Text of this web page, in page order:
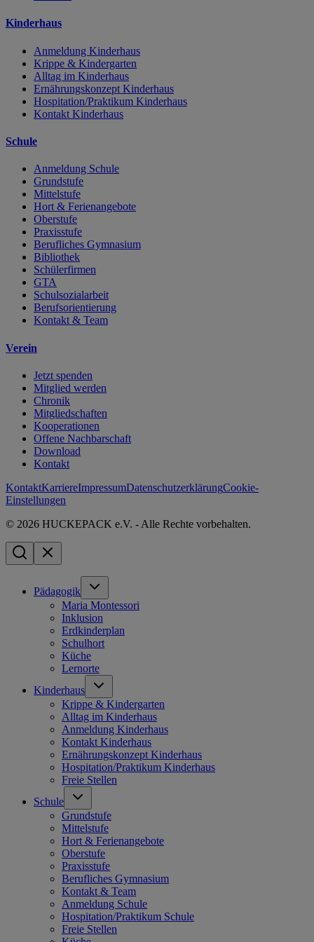
Kinderhaus
Anmeldung Kinderhaus
Krippe & Kindergarten
Alltag im Kinderhaus
Ernährungskonzept Kinderhaus
Hospitation/Praktikum Kinderhaus
Kontakt Kinderhaus
Schule
Anmeldung Schule
Grundstufe
Mittelstufe
Hort & Ferienangebote
Oberstufe
Praxisstufe
Berufliches Gymnasium
Bibliothek
Schülerfirmen
GTA
Schulsozialarbeit
Berufsorientierung
Kontakt & Team
Verein
Jetzt spenden
Mitglied werden
Chronik
Mitgliedschaften
Kooperationen
Offene Nachbarschaft
Download
Kontakt
KontaktKarriereImpressumDatenschutzerklärungCookie-
Einstellungen
© 2026 HUCKEPACK e.V. - Alle Rechte vorbehalten.
Pädagogik
Maria Montessori
Inklusion
Erdkinderplan
Schulhort
Küche
Lernorte
Kinderhaus
Krippe & Kindergarten
Alltag im Kinderhaus
Anmeldung Kinderhaus
Kontakt Kinderhaus
Ernährungskonzept Kinderhaus
Hospitation/Praktikum Kinderhaus
Freie Stellen
Schule
Grundstufe
Mittelstufe
Hort & Ferienangebote
Oberstufe
Praxisstufe
Berufliches Gymnasium
Kontakt & Team
Anmeldung Schule
Hospitation/Praktikum Schule
Freie Stellen